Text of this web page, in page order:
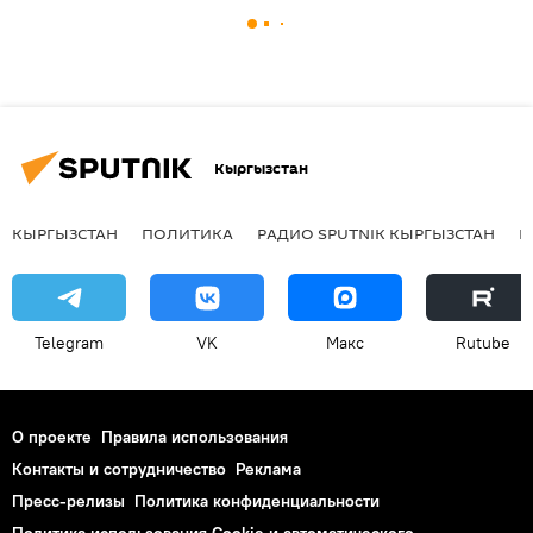
Кыргызстан
КЫРГЫЗСТАН ПОЛИТИКА РАДИО SPUTNIK КЫРГЫЗСТАН
Telegram VK Макс Rutube
О проекте Правила использования
Контакты и сотрудничество Реклама
Пресс-релизы Политика конфиденциальности